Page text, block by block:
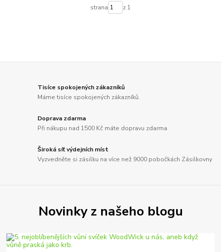
strana z 1
Tisíce spokojených zákazníků
Máme tisíce spokojených zákazníků.
Doprava zdarma
Při nákupu nad 1500 Kč máte dopravu zdarma
Široká síť výdejních míst
Vyzvedněte si zásilku na více než 9000 pobočkách Zásilkovny
Novinky z našeho blogu